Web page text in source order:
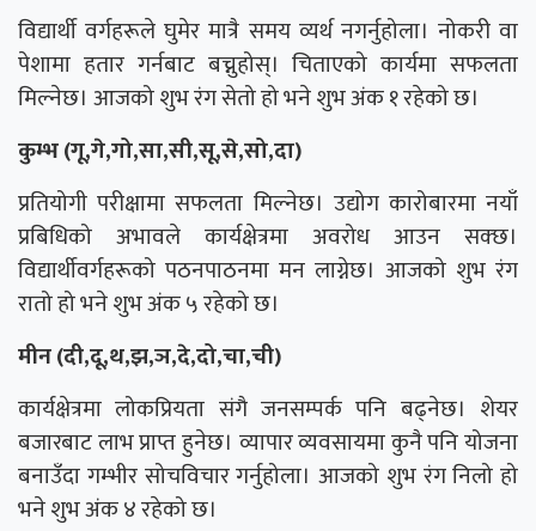
विद्यार्थी वर्गहरूले घुमेर मात्रै समय व्यर्थ नगर्नुहोला। नोकरी वा
पेशामा हतार गर्नबाट बच्नुहोस्। चिताएको कार्यमा सफलता
मिल्नेछ। आजको शुभ रंग सेतो हो भने शुभ अंक १ रहेको छ।
कुम्भ (गू,गे,गो,सा,सी,सू,से,सो,दा)
प्रतियोगी परीक्षामा सफलता मिल्नेछ। उद्योग कारोबारमा नयाँ
प्रबिधिको अभावले कार्यक्षेत्रमा अवरोध आउन सक्छ।
विद्यार्थीवर्गहरूको पठनपाठनमा मन लाग्नेछ। आजको शुभ रंग
रातो हो भने शुभ अंक ५ रहेको छ।
मीन (दी,दू,थ,झ,ञ,दे,दो,चा,ची)
कार्यक्षेत्रमा लोकप्रियता संगै जनसम्पर्क पनि बढ्नेछ। शेयर
बजारबाट लाभ प्राप्त हुनेछ। व्यापार व्यवसायमा कुनै पनि योजना
बनाउँदा गम्भीर सोचविचार गर्नुहोला। आजको शुभ रंग निलो हो
भने शुभ अंक ४ रहेको छ।